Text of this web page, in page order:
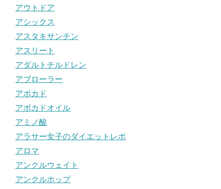
アウトドア
アシックス
アスタキサンチン
アスリート
アダルトチルドレン
アブローラー
アボカド
アボカドオイル
アミノ酸
アラサー女子のダイエットレポ
アロマ
アンクルウェイト
アンクルホップ